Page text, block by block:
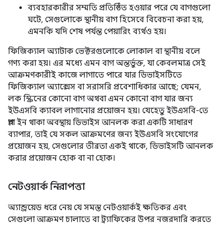
ব্যবহারকারীর সম্মতি প্রতিষ্ঠিত হওয়ার পরে যে বাগগুলো
ঘটে, সেগুলোকে স্থানীয় বাগ হিসেবে বিবেচনা করা হয়,
এমনকি যদি শেষ পর্যন্ত পেয়ারিং ব্যর্থও হয়।
ফিজিক্যাল অ্যাটাক ভেক্টরগুলোকে লোকাল বা স্থানীয় বলে
গণ্য করা হয়। এর মধ্যে এমন বাগ অন্তর্ভুক্ত, যা কেবলমাত্র সেই
আক্রমণকারীই কাজে লাগাতে পারে যার ডিভাইসটিতে
ফিজিক্যাল অ্যাক্সেস বা সরাসরি প্রবেশাধিকার আছে; যেমন,
লক স্ক্রিনের কোনো বাগ অথবা এমন কোনো বাগ যার জন্য
ইউএসবি ক্যাবল লাগানোর প্রয়োজন হয়। যেহেতু ইউএসবি-তে
প্লাগ ইন থাকা অবস্থায় ডিভাইস আনলক করা একটি সাধারণ
ব্যাপার, তাই যে সকল আক্রমণের জন্য ইউএসবি সংযোগের
প্রয়োজন হয়, সেগুলোর তীব্রতা একই থাকে, ডিভাইসটি আনলক
করার প্রয়োজন হোক বা না হোক।
নেটওয়ার্ক নিরাপত্তা
অ্যান্ড্রয়েড ধরে নেয় যে সমস্ত নেটওয়ার্কই ক্ষতিকর এবং
সেগুলো আক্রমণ চালাতে বা ট্র্যাফিকের উপর নজরদারি করতে